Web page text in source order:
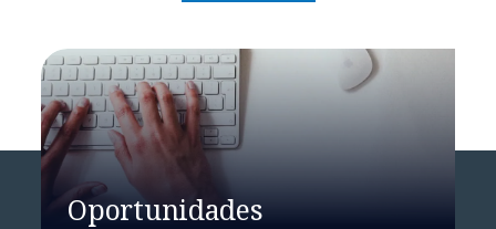
Implementación ERP, SAP
S/AHANA
Oportunidades